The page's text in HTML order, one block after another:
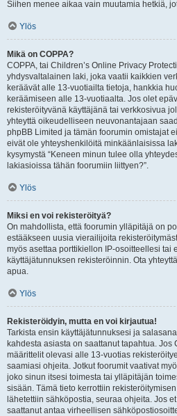
Siihen menee aikaa vain muutamia hetkiä,
Ylös
Mikä on COPPA?
COPPA, tai Children’s Online Privacy
yhdysvaltalainen laki, joka vaatii kaikkien
keräävät alle 13-vuotiailta tietoja, hankkia
keräämiseen alle 13-vuotiaalta. Jos olet
rekisteröityvänä käyttäjänä tai verkkosivua
yhteyttä oikeudelliseen neuvonantajaan
phpBB Limited ja tämän foorumin omistajat
eivät ole yhteyshenkilöitä minkäänlaisissa
kysymystä “Keneen minun tulee olla
lakiasioissa tähän foorumiin liittyen?”.
Ylös
Miksi en voi rekisteröityä?
On mahdollista, että foorumin ylläpitäjä on
estääkseen uusia vierailijoita
myös asettaa porttikiellon IP-osoitteellesi tai
käyttäjätunnuksen rekisteröinnin. Ota
apua.
Ylös
Rekisteröidyin, mutta en voi kirjautua!
Tarkista ensin käyttäjätunnuksesi ja
kahdesta asiasta on saattanut tapahtua. Jos
määrittelit olevasi alle 13-vuotias
saamiasi ohjeita. Jotkut foorumit vaativat
joko sinun itsesi toimesta tai ylläpitäjän
sisään. Tämä tieto kerrottiin
lähetettiin sähköpostia, seuraa ohjeita. Jos
saattanut antaa virheellisen